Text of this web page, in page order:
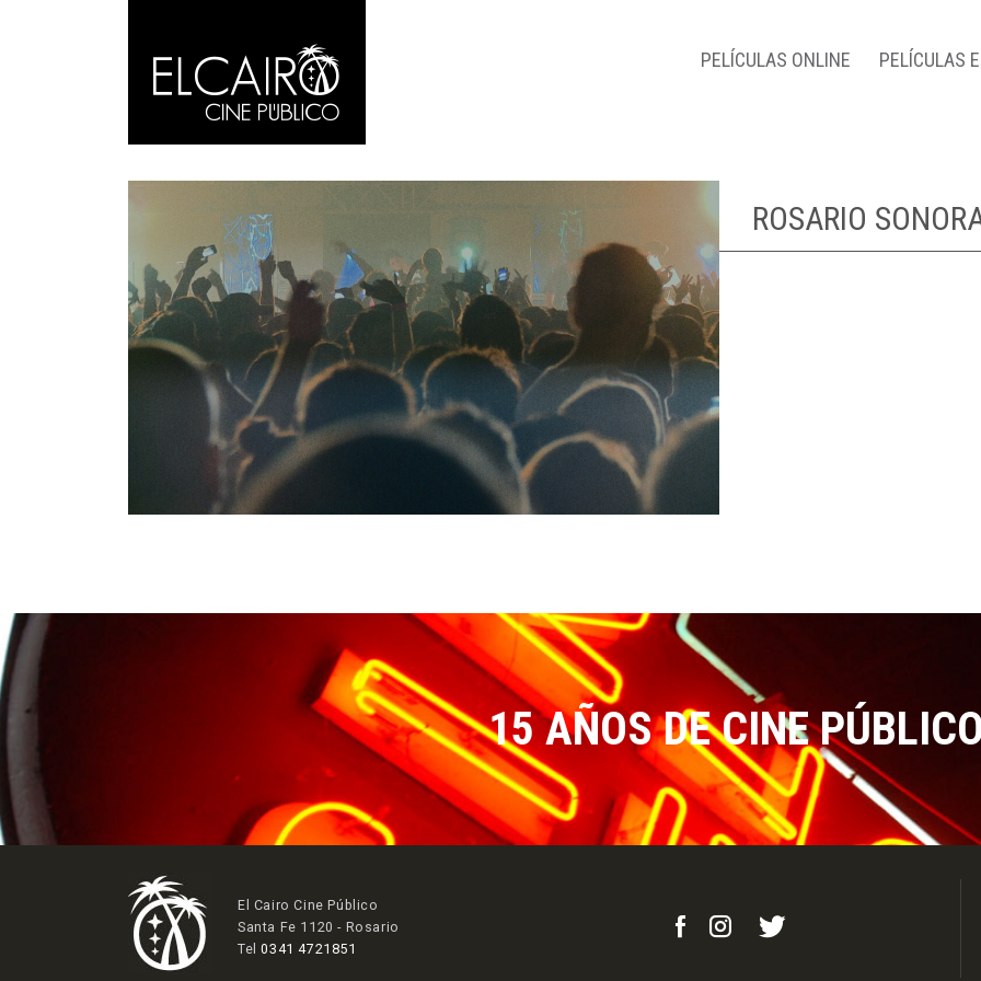
PELÍCULAS ONLINE PELÍCULAS
ROSARIO
15 AÑOS DE CINE
El Cairo Cine Público
Santa Fe 1120 - Rosario
Tel0341 4721851